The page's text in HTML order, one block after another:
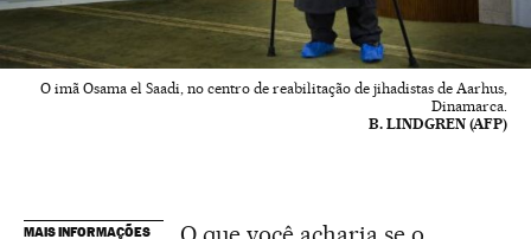
O imã Osama el Saadi, no centro de reabilitação de jihadistas de Aarhus,
Dinamarca.
B. LINDGREN (AFP)
MAIS INFORMAÇÕES